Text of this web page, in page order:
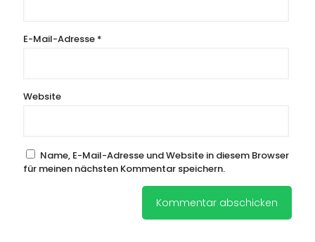
E-Mail-Adresse *
Website
Name, E-Mail-Adresse und Website in diesem Browser
für meinen nächsten Kommentar speichern.